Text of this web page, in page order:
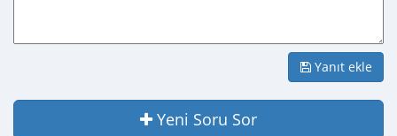
Yanıt ekle
Yeni Soru Sor